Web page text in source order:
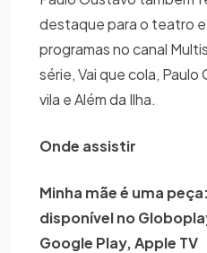
destaque para o teatro
programas no canal
série, Vai que cola,
vila e Além da Ilha.
Onde assistir
Minha mãe é uma
disponível no
Google Play, Apple TV